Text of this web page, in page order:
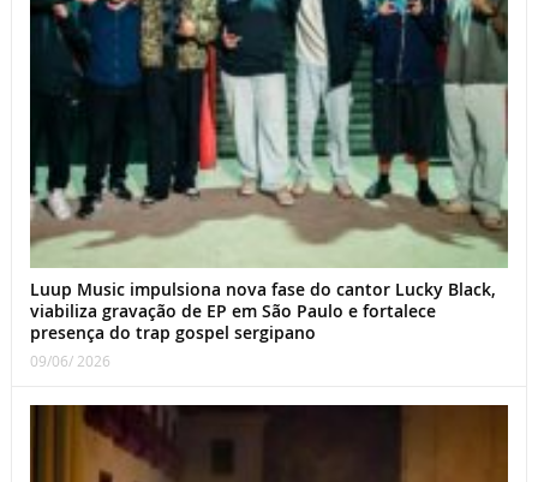
Luup Music impulsiona nova fase do cantor Lucky Black,
viabiliza gravação de EP em São Paulo e fortalece
presença do trap gospel sergipano
09/06/ 2026